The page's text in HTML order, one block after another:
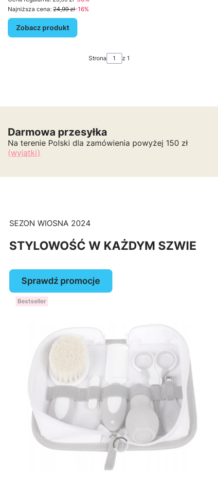
Najniższa cena: 24,99 zł-16%
Zobacz produkt
Strona z 1
Darmowa przesyłka
Na terenie Polski dla zamówienia powyżej 150 zł
(wyjątki)
SEZON WIOSNA 2024
STYLOWOŚĆ W KAŻDYM SZWIE
Sprawdź promocje
Bestseller